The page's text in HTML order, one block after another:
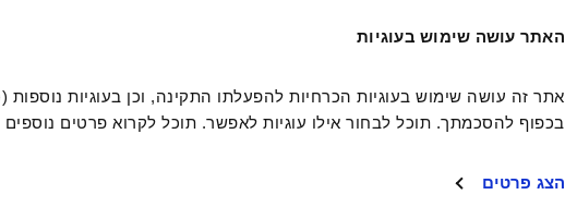
האתר עושה שימוש בעוגיות
בכפוף להסכמתך. תוכל לבחור אילו עוגיות לאפשר. תוכל לקרוא פרטים נוספים
הצג פרטים